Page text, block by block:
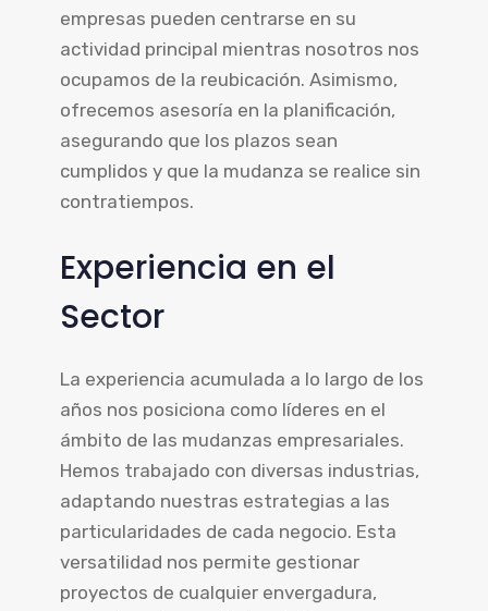
empresas pueden centrarse en su
actividad principal mientras nosotros nos
ocupamos de la reubicación. Asimismo,
ofrecemos asesoría en la planificación,
asegurando que los plazos sean
cumplidos y que la mudanza se realice sin
contratiempos.
Experiencia en el
Sector
La experiencia acumulada a lo largo de los
años nos posiciona como líderes en el
ámbito de las mudanzas empresariales.
Hemos trabajado con diversas industrias,
adaptando nuestras estrategias a las
particularidades de cada negocio. Esta
versatilidad nos permite gestionar
proyectos de cualquier envergadura,